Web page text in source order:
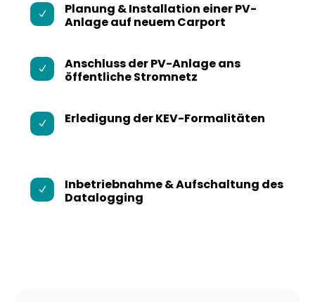
N
Planung & Installation einer PV-
Anlage auf neuem Carport
N
Anschluss der PV-Anlage ans
öffentliche Stromnetz
N Erledigung der KEV-Formalitäten
N
Inbetriebnahme & Aufschaltung des
Datalogging